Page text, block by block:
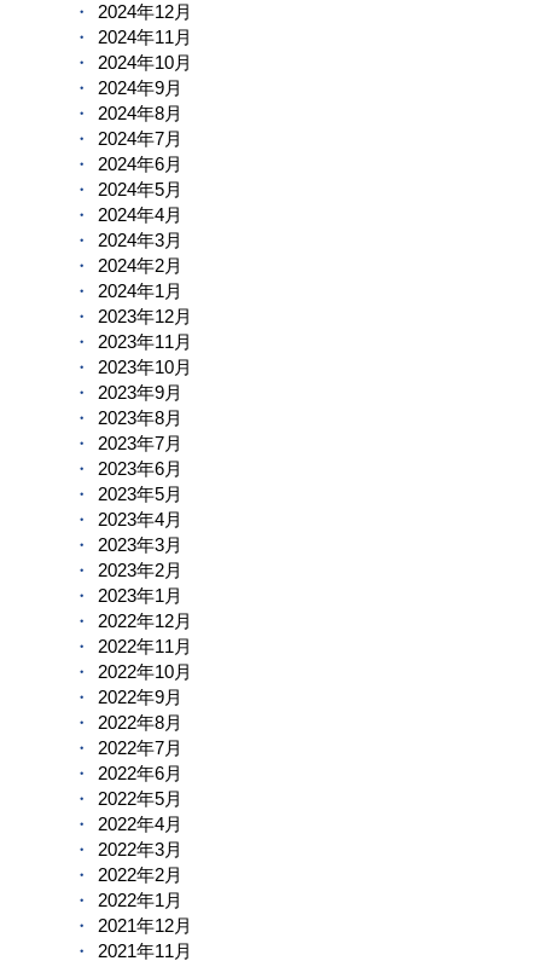
2024年12月
2024年11月
2024年10月
2024年9月
2024年8月
2024年7月
2024年6月
2024年5月
2024年4月
2024年3月
2024年2月
2024年1月
2023年12月
2023年11月
2023年10月
2023年9月
2023年8月
2023年7月
2023年6月
2023年5月
2023年4月
2023年3月
2023年2月
2023年1月
2022年12月
2022年11月
2022年10月
2022年9月
2022年8月
2022年7月
2022年6月
2022年5月
2022年4月
2022年3月
2022年2月
2022年1月
2021年12月
2021年11月